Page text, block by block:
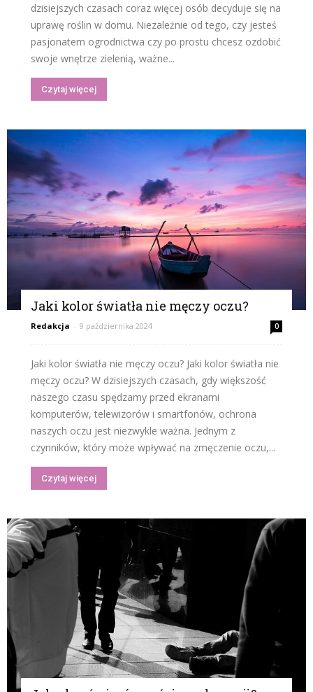
dzisiejszych czasach coraz więcej osób decyduje się na
uprawę roślin w domu. Niezależnie od tego, czy jesteś
pasjonatem ogrodnictwa czy po prostu chcesz ozdobić
swoje wnętrze zielenią, ważne...
Czytaj więcej
Jaki kolor światła nie męczy oczu?
Redakcja - 9 października 2024 0
Jaki kolor światła nie męczy oczu? Jaki kolor światła nie
męczy oczu? W dzisiejszych czasach, gdy większość
naszego czasu spędzamy przed ekranami
komputerów, telewizorów i smartfonów, ochrona
naszych oczu jest niezwykle ważna. Jednym z
czynników, który może wpływać na zmęczenie oczu,...
Czytaj więcej